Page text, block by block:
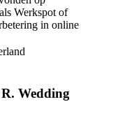
Werkspot of
in online
Wedding